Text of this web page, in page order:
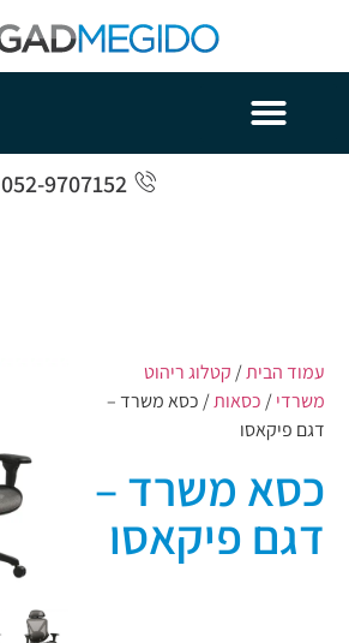
052-9707152
עמוד הבית/ קטלוג ריהוט
משרדי/ כסאות/ כסא משרד –
דגם פיקאסו
כסא משרד –
דגם פיקאסו